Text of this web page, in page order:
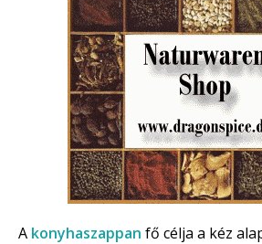
A konyhaszappan fő célja a kéz